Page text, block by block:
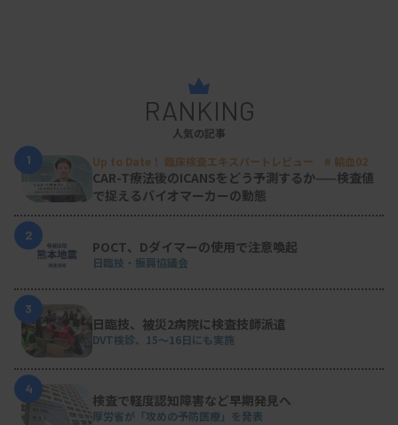
RANKING
人気の記事
1
Up to Date！ 臨床検査エキスパートレビュー # 輸血02
CAR-T療法後のICANSをどう予測するか——検査値
で捉えるバイオマーカーの動態
2
POCT、Dダイマーの使用で注意喚起
日臨技・振興協議会
3
日臨技、被災2病院に検査技師派遣
DVT検診、15～16日にも実施
4
検査で軽度認知障害など早期発見へ
厚労省が「攻めの予防医療」を発表